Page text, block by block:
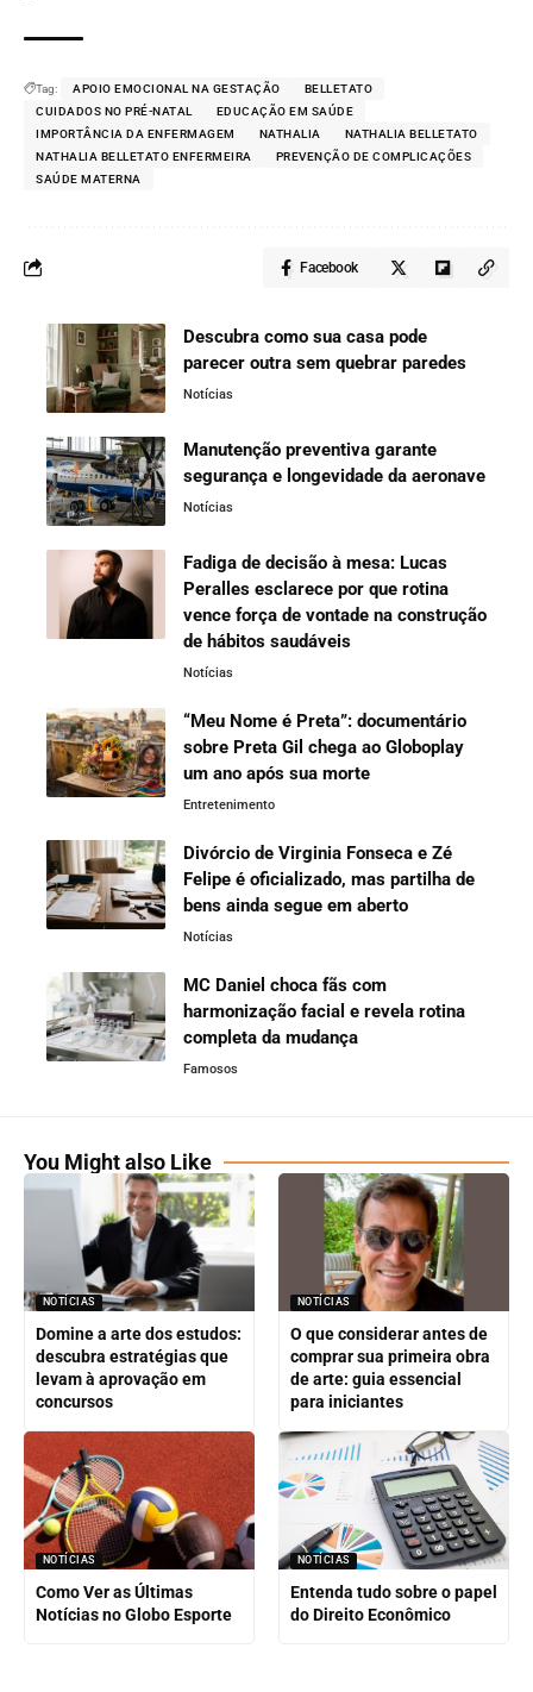
Tag: APOIO EMOCIONAL NA GESTAÇÃO
BELLETATO
CUIDADOS NO PRÉ-NATAL
EDUCAÇÃO EM SAÚDE
IMPORTÂNCIA DA ENFERMAGEM
NATHALIA
NATHALIA BELLETATO
NATHALIA BELLETATO ENFERMEIRA
PREVENÇÃO DE COMPLICAÇÕES
SAÚDE MATERNA
Facebook
Descubra como sua casa pode
parecer outra sem quebrar paredes
Notícias
Manutenção preventiva garante
segurança e longevidade da aeronave
Notícias
Fadiga de decisão à mesa: Lucas
Peralles esclarece por que rotina
vence força de vontade na construção
de hábitos saudáveis
Notícias
“Meu Nome é Preta”: documentário
sobre Preta Gil chega ao Globoplay
um ano após sua morte
Entretenimento
Divórcio de Virginia Fonseca e Zé
Felipe é oficializado, mas partilha de
bens ainda segue em aberto
Notícias
MC Daniel choca fãs com
harmonização facial e revela rotina
completa da mudança
Famosos
You Might also Like
NOTÍCIAS
Domine a arte dos estudos:
descubra estratégias que
levam à aprovação em
concursos
NOTÍCIAS
O que considerar antes de
comprar sua primeira obra
de arte: guia essencial
para iniciantes
NOTÍCIAS
Como Ver as Últimas
Notícias no Globo Esporte
NOTÍCIAS
Entenda tudo sobre o papel
do Direito Econômico